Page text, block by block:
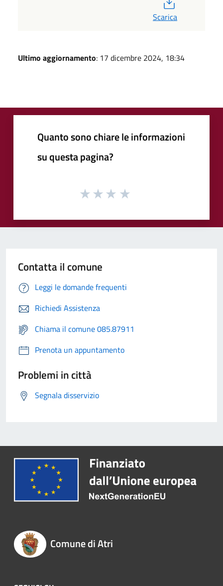
Scarica
Ultimo aggiornamento: 17 dicembre 2024, 18:34
Quanto sono chiare le informazioni
su questa pagina?
Contatta il comune
Leggi le domande frequenti
Richiedi Assistenza
Chiama il comune 085.87911
Prenota un appuntamento
Problemi in città
Segnala disservizio
Comune di Atri